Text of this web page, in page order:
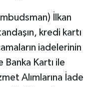
İlkan
kredi kartı
iadelerinin
Banka Kartı ile
Alımlarına İade